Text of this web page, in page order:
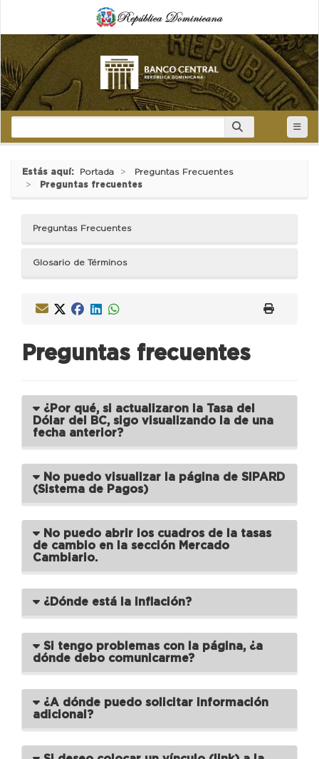
Estás aquí: Portada
Preguntas Frecuentes
Preguntas frecuentes
Preguntas Frecuentes
Glosario de Términos
Preguntas frecuentes
¿Por qué, si actualizaron la Tasa del
Dólar del BC, sigo visualizando la de una
fecha anterior?
No puedo visualizar la página de SIPARD
(Sistema de Pagos)
No puedo abrir los cuadros de la tasas
de cambio en la sección Mercado
Cambiario.
¿Dónde está la inflación?
Si tengo problemas con la página, ¿a
dónde debo comunicarme?
¿A dónde puedo solicitar información
adicional?